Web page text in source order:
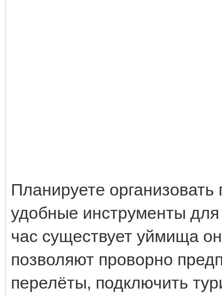
Планируете
удобные инструменты
час существует уймища
позволяют проворно
перелёты, подключить